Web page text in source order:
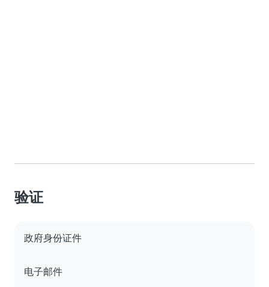
验证
政府身份证件
电子邮件